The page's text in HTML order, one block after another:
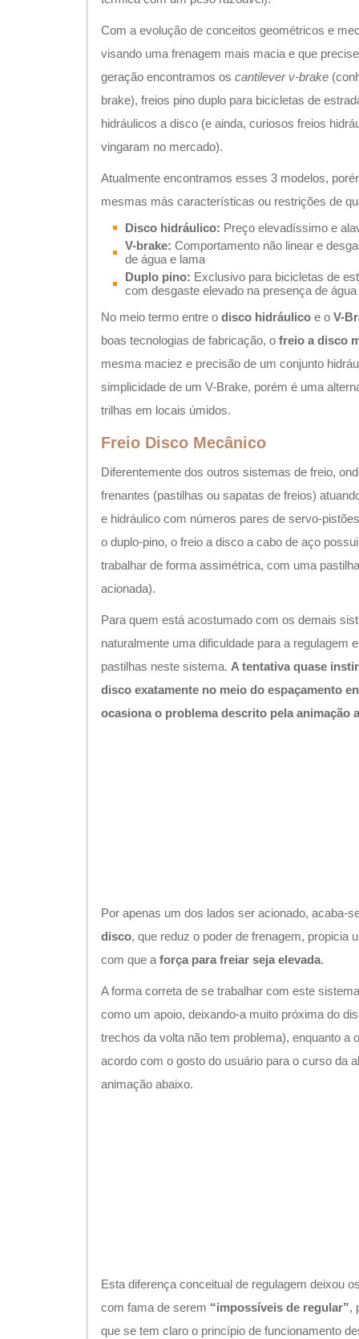
Com a evolução de conceitos geométricos e
visando uma frenagem mais macia e que
geração encontramos os cantilever v-brake
brake), freios pino duplo para bicicletas de
hidráulicos a disco (e ainda, curiosos freios
vingaram no mercado).
Atualmente encontramos esses 3 modelos,
mesmas más características ou restrições de
Disco hidráulico: Preço elevadíssimo e
V-brake: Comportamento não linear e
de água e lama
Duplo pino: Exclusivo para bicicletas de
com desgaste elevado na presença de água
No meio termo entre o disco hidráulico e o V-
boas tecnologias de fabricação, o freio a disco
mesma maciez e precisão de um conjunto
simplicidade de um V-Brake, porém é uma
trilhas em locais úmidos.
Freio Disco Mecânico
Diferentemente dos outros sistemas de freio,
frenantes (pastilhas ou sapatas de freios)
e hidráulico com números pares de servo-
o duplo-pino, o freio a disco a cabo de aço
trabalhar de forma assimétrica, com uma
acionada).
Para quem está acostumado com os demais
naturalmente uma dificuldade para a regulagem
pastilhas neste sistema. A tentativa quase
disco exatamente no meio do espaçamento
ocasiona o problema descrito pela animação
Por apenas um dos lados ser acionado, acaba-
disco, que reduz o poder de frenagem, propicia
com que a força para freiar seja elevada.
A forma correta de se trabalhar com este
como um apoio, deixando-a muito próxima do
trechos da volta não tem problema), enquanto a
acordo com o gosto do usuário para o curso da
animação abaixo.
Esta diferença conceitual de regulagem deixou
com fama de serem “impossíveis de regular”,
que se tem claro o princípio de funcionamento